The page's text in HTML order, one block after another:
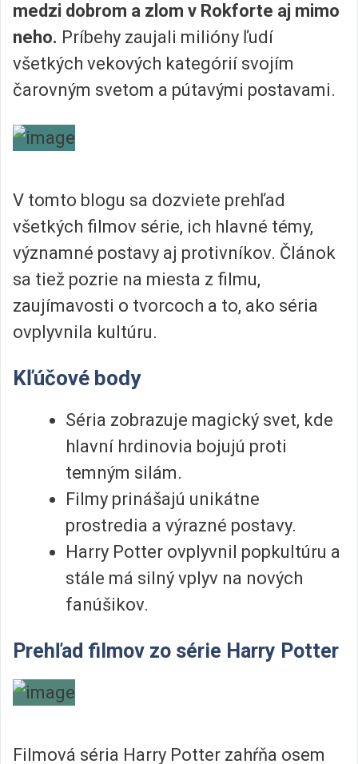
medzi dobrom a zlom v Rokforte aj mimo
neho. Príbehy zaujali milióny ľudí
všetkých vekových kategórií svojím
čarovným svetom a pútavými postavami.
V tomto blogu sa dozviete prehľad
všetkých filmov série, ich hlavné témy,
významné postavy aj protivníkov. Článok
sa tiež pozrie na miesta z filmu,
zaujímavosti o tvorcoch a to, ako séria
ovplyvnila kultúru.
Kľúčové body
Séria zobrazuje magický svet, kde
hlavní hrdinovia bojujú proti
temným silám.
Filmy prinášajú unikátne
prostredia a výrazné postavy.
Harry Potter ovplyvnil popkultúru a
stále má silný vplyv na nových
fanúšikov.
Prehľad filmov zo série Harry Potter
Filmová séria Harry Potter zahŕňa osem